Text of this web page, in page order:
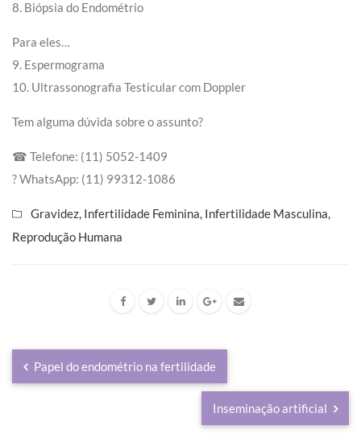
8. Biópsia do Endométrio
Para eles…
9. Espermograma
10. Ultrassonografia Testicular com Doppler
Tem alguma dúvida sobre o assunto?
☎ Telefone: (11) 5052-1409
? WhatsApp: (11) 99312-1086
Gravidez, Infertilidade Feminina, Infertilidade Masculina,
Reprodução Humana
Papel do endométrio na fertilidade
Inseminação artificial